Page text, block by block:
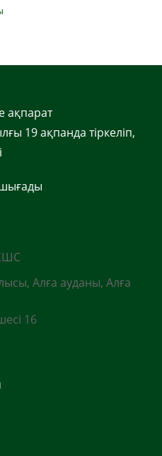
ақпарат
19 ақпанда тіркеліп,
шығады
Алға ауданы, Алға
16